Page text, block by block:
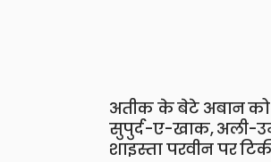
अतीक के बेटे अबान
सुपुर्द-ए-खाक, अली-
शाइस्ता परवीन पर